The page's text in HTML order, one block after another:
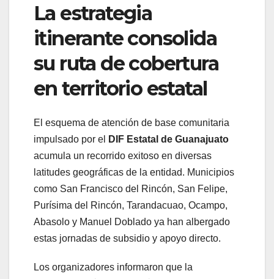
La estrategia
itinerante consolida
su ruta de cobertura
en territorio estatal
El esquema de atención de base comunitaria
impulsado por el
DIF Estatal de Guanajuato
acumula un recorrido exitoso en diversas
latitudes geográficas de la entidad. Municipios
como San Francisco del Rincón, San Felipe,
Purísima del Rincón, Tarandacuao, Ocampo,
Abasolo y Manuel Doblado ya han albergado
estas jornadas de subsidio y apoyo directo.
Los organizadores informaron que la